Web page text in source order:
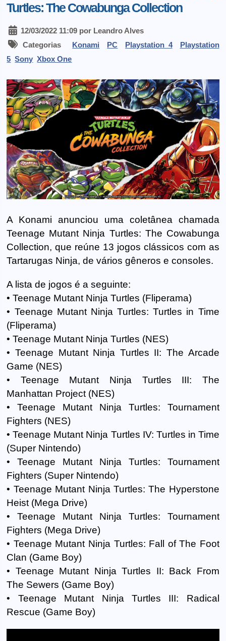
Turtles: The Cowabunga Collection
12/03/2022 11:09 por Leandro Alves
Categorias Konami PC Playstation 4
Playstation
5 Sony Xbox One
A Konami anunciou uma coletânea chamada
Teenage Mutant Ninja Turtles: The Cowabunga
Collection, que reúne 13 jogos clássicos com as
Tartarugas Ninja, de vários gêneros e consoles.
A lista de jogos é a seguinte:
• Teenage Mutant Ninja Turtles (Fliperama)
• Teenage Mutant Ninja Turtles: Turtles in Time
(Fliperama)
• Teenage Mutant Ninja Turtles (NES)
• Teenage Mutant Ninja Turtles II: The Arcade
Game (NES)
• Teenage Mutant Ninja Turtles III: The
Manhattan Project (NES)
• Teenage Mutant Ninja Turtles: Tournament
Fighters (NES)
• Teenage Mutant Ninja Turtles IV: Turtles in Time
(Super Nintendo)
• Teenage Mutant Ninja Turtles: Tournament
Fighters (Super Nintendo)
• Teenage Mutant Ninja Turtles: The Hyperstone
Heist (Mega Drive)
• Teenage Mutant Ninja Turtles: Tournament
Fighters (Mega Drive)
• Teenage Mutant Ninja Turtles: Fall of The Foot
Clan (Game Boy)
• Teenage Mutant Ninja Turtles II: Back From
The Sewers (Game Boy)
• Teenage Mutant Ninja Turtles III: Radical
Rescue (Game Boy)